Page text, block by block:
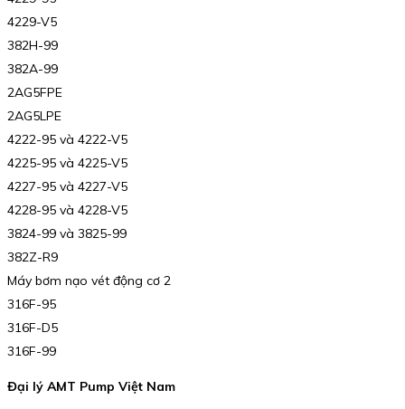
4229-V5
382H-99
382A-99
2AG5FPE
2AG5LPE
4222-95 và 4222-V5
4225-95 và 4225-V5
4227-95 và 4227-V5
4228-95 và 4228-V5
3824-99 và 3825-99
382Z-R9
Máy bơm nạo vét động cơ 2
316F-95
316F-D5
316F-99
Đại lý AMT Pump Việt Nam